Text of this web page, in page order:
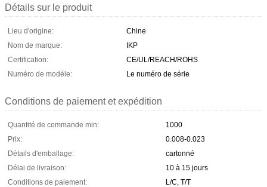
Détails sur le produit
Lieu d'origine:
Chine
Nom de marque:
IKP
Certification:
CE/UL/REACH/ROHS
Numéro de modèle:
Le numéro de série
Conditions de paiement et expédition
Quantité de commande min:
1000
Prix:
0.008-0.023
Détails d'emballage:
cartonné
Délai de livraison:
10 à 15 jours
Conditions de paiement:
L/C, T/T